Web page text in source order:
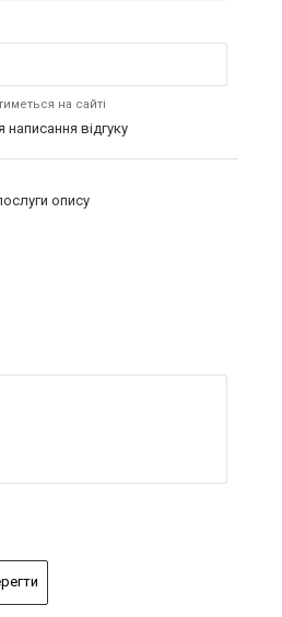
на сайті
написання відгуку
опису